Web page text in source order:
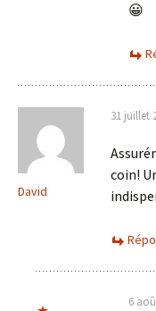
😀
David
31 juillet
coin!
6